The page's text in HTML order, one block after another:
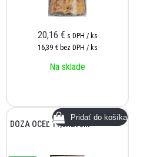
20,16 € s DPH / ks
16,39 € bez DPH / ks
Na sklade
DÓZA OCEĽ 11,5X29CM